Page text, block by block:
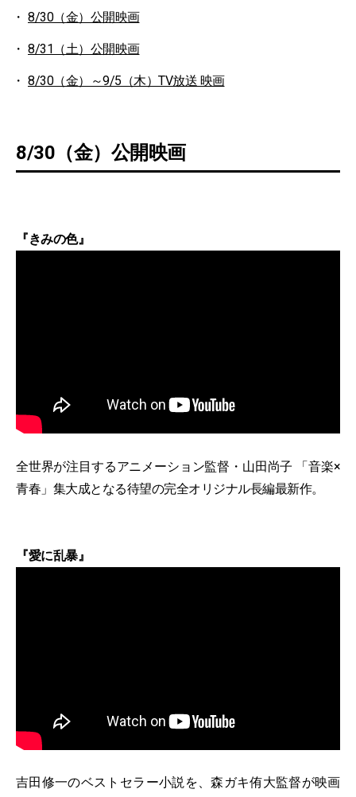
8/30（金）公開映画
8/31（土）公開映画
8/30（金）～9/5（木）TV放送 映画
8/30（金）公開映画
『きみの色』
全世界が注目するアニメーション監督・山田尚子 「音楽×
青春」集大成となる待望の完全オリジナル長編最新作。
『愛に乱暴』
吉田修一のベストセラー小説を、森ガキ侑大監督が映画